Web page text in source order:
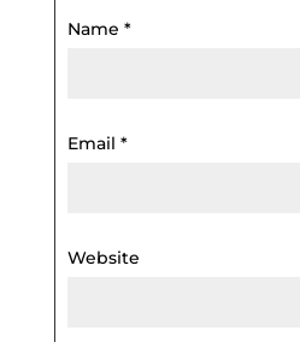
Name *
Email *
Website